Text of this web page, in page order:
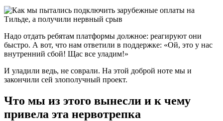
Надо отдать ребятам платформы должное: реагируют они
быстро. А вот, что нам ответили в поддержке: «Ой, это у нас
внутренний сбой! Щас все уладим!»
И уладили ведь, не соврали. На этой доброй ноте мы и
закончили сей злополучный проект.
Что мы из этого вынесли и к чему
привела эта нервотрепка